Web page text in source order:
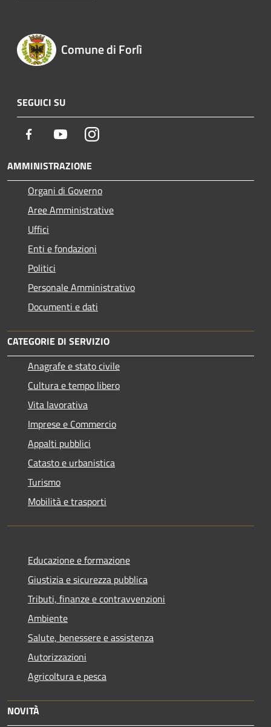
Comune di Forlì
SEGUICI SU
Facebook YoutubeInstagram
AMMINISTRAZIONE
Organi di Governo
Aree Amministrative
Uffici
Enti e fondazioni
Politici
Personale Amministrativo
Documenti e dati
CATEGORIE DI SERVIZIO
Anagrafe e stato civile
Cultura e tempo libero
Vita lavorativa
Imprese e Commercio
Appalti pubblici
Catasto e urbanistica
Turismo
Mobilità e trasporti
Educazione e formazione
Giustizia e sicurezza pubblica
Tributi, finanze e contravvenzioni
Ambiente
Salute, benessere e assistenza
Autorizzazioni
Agricoltura e pesca
NOVITÀ